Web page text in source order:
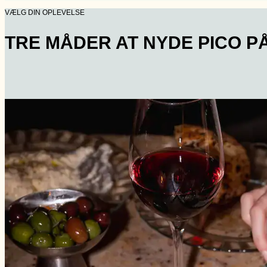
VÆLG DIN OPLEVELSE
TRE MÅDER AT NYDE PICO